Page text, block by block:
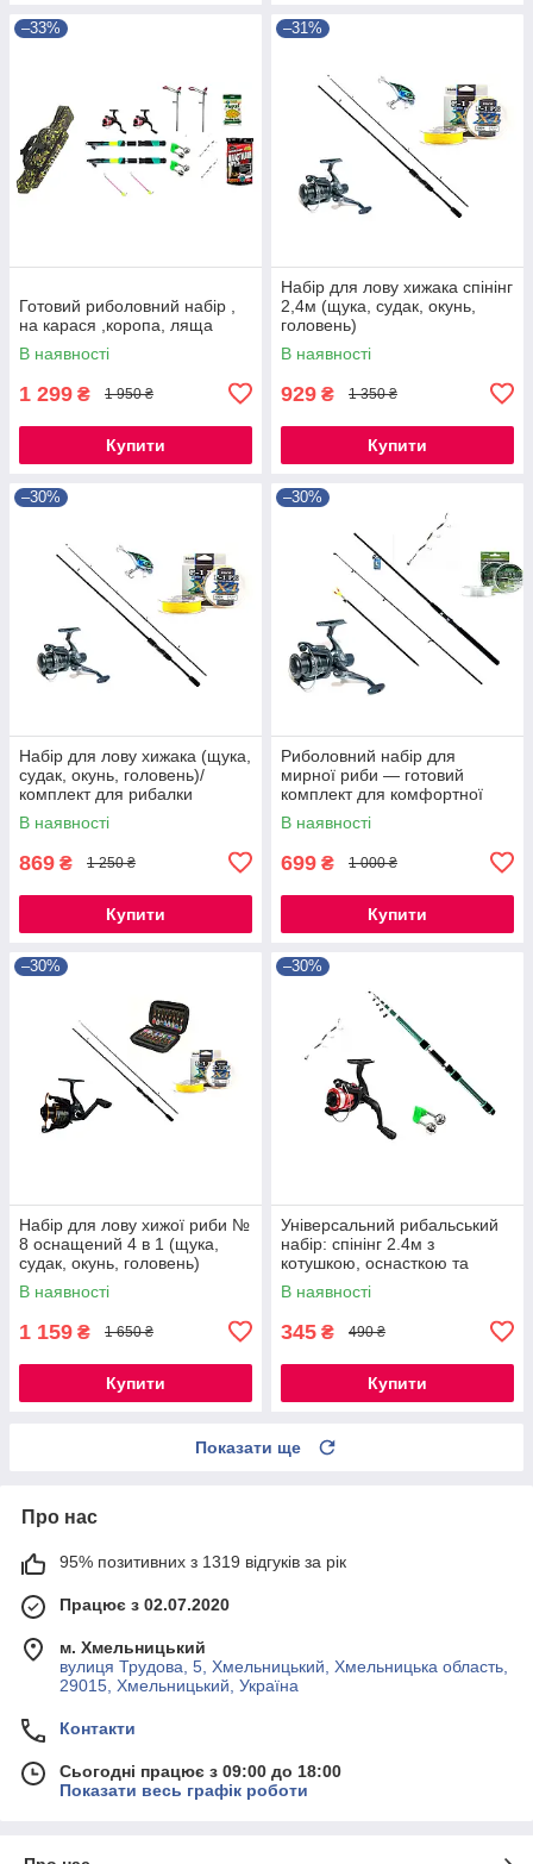
–33%
Готовий риболовний набір ,
на карася ,коропа, ляща
В наявності
1 299 ₴ 1 950 ₴
Купити
–31%
Набір для лову хижака спінінг
2,4м (щука, судак, окунь,
головень)
В наявності
929 ₴ 1 350 ₴
Купити
–30%
Набір для лову хижака (щука,
судак, окунь, головень)/
комплект для рибалки
В наявності
869 ₴ 1 250 ₴
Купити
–30%
Риболовний набір для
мирної риби — готовий
комплект для комфортної
риболовлі
В наявності
699 ₴ 1 000 ₴
Купити
–30%
Набір для лову хижої риби №
8 оснащений 4 в 1 (щука,
судак, окунь, головень)
В наявності
1 159 ₴ 1 650 ₴
Купити
–30%
Універсальний рибальський
набір: спінінг 2.4м з
котушкою, оснасткою та
сигналізатором
В наявності
345 ₴ 490 ₴
Купити
Показати ще
Про нас
95% позитивних з 1319 відгуків за рік
Працює з 02.07.2020
м. Хмельницький
вулиця Трудова, 5, Хмельницький, Хмельницька область,
29015, Хмельницький, Україна
Контакти
Сьогодні працює з 09:00 до 18:00
Показати весь графік роботи